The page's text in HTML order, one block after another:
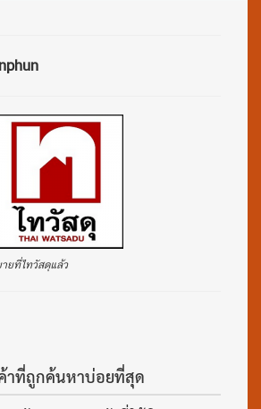
ายที่ไทวัสดุแล้ว
าที่ถูกค้นหาบ่อยที่สุด